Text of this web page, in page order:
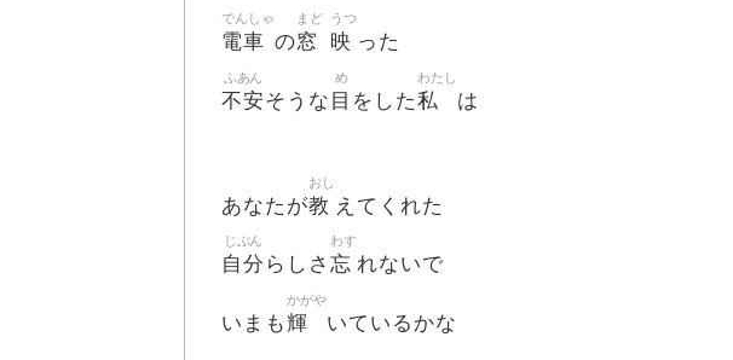
電車
でんしゃ
の窓
まど
映
うつ
った
不安
ふあん
そうな 目
め
をした私
わたし
は
あなたが教
おし
えてくれた
自分
じぶん
らしさ 忘
わす
れないで
いまも輝
かがや
いているかな